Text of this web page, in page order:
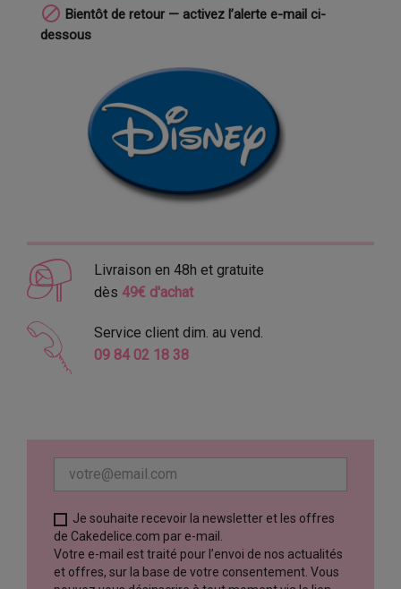
 Bientôt de retour — activez l’alerte e-mail ci-
dessous
Livraison en 48h et gratuite
dès 49€ d'achat
Service client dim. au vend.
09 84 02 18 38
Je souhaite recevoir la newsletter et les offres
de Cakedelice.com par e-mail.
Votre e-mail est traité pour l’envoi de nos actualités
et offres, sur la base de votre consentement. Vous